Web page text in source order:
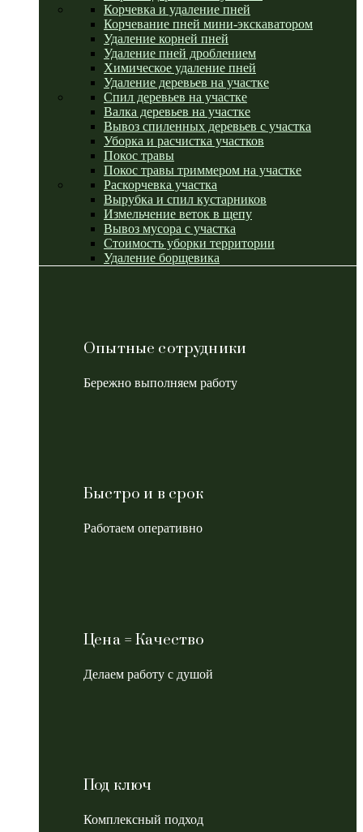
Корчевка и удаление пней
Корчевание пней мини-экскаватором
Удаление корней пней
Удаление пней дроблением
Химическое удаление пней
Удаление деревьев на участке
Спил деревьев на участке
Валка деревьев на участке
Вывоз спиленных деревьев с участка
Уборка и расчистка участков
Покос травы
Покос травы триммером на участке
Раскорчевка участка
Вырубка и спил кустарников
Измельчение веток в щепу
Вывоз мусора с участка
Стоимость уборки территории
Удаление борщевика
Опытные сотрудники
Бережно выполняем работу
Быстро и в срок
Работаем оперативно
Цена = Качество
Делаем работу с душой
Под ключ
Комплексный подход